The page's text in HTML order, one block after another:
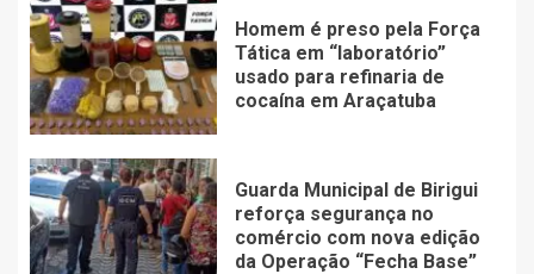
Homem é preso pela Força
Tática em “laboratório”
usado para refinaria de
cocaína em Araçatuba
Guarda Municipal de Birigui
reforça segurança no
comércio com nova edição
da Operação “Fecha Base”